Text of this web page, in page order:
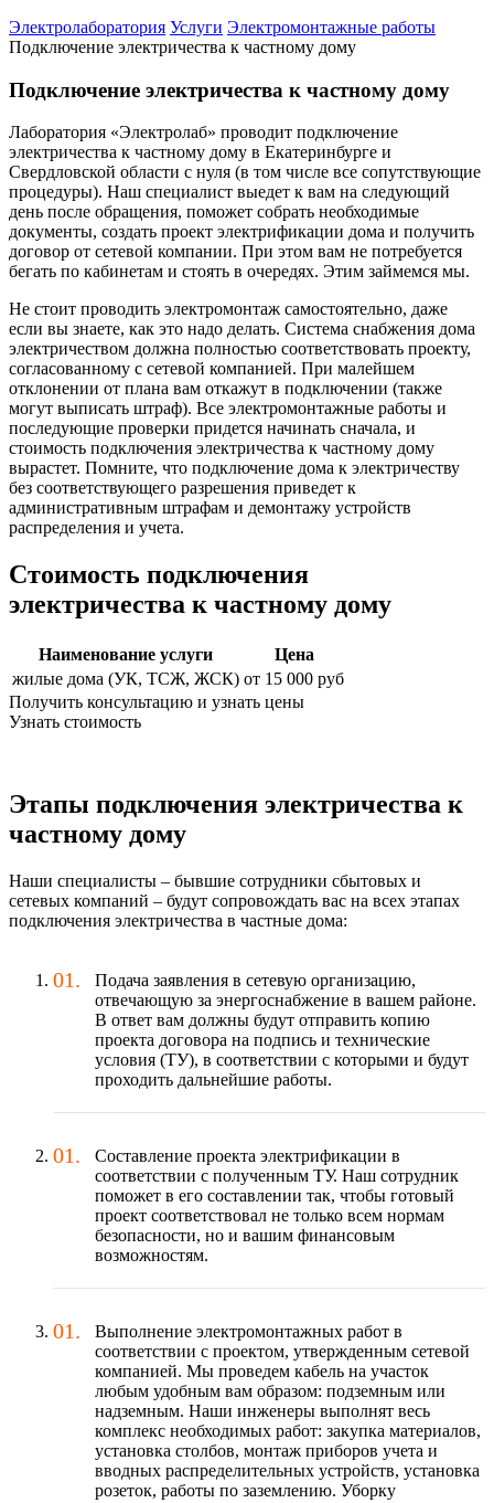
Электролаборатория Услуги Электромонтажные работы
Подключение электричества к частному дому
Подключение электричества к частному дому
Лаборатория «Электролаб» проводит подключение
электричества к частному дому в Екатеринбурге и
Свердловской области с нуля (в том числе все сопутствующие
процедуры). Наш специалист выедет к вам на следующий
день после обращения, поможет собрать необходимые
документы, создать проект электрификации дома и получить
договор от сетевой компании. При этом вам не потребуется
бегать по кабинетам и стоять в очередях. Этим займемся мы.
Не стоит проводить электромонтаж самостоятельно, даже
если вы знаете, как это надо делать. Система снабжения дома
электричеством должна полностью соответствовать проекту,
согласованному с сетевой компанией. При малейшем
отклонении от плана вам откажут в подключении (также
могут выписать штраф). Все электромонтажные работы и
последующие проверки придется начинать сначала, и
стоимость подключения электричества к частному дому
вырастет. Помните, что подключение дома к электричеству
без соответствующего разрешения приведет к
административным штрафам и демонтажу устройств
распределения и учета.
Стоимость подключения
электричества к частному дому
Наименование услуги
Цена
жилые дома (УК, ТСЖ, ЖСК) от 15 000 руб
Получить консультацию и узнать цены
Узнать стоимость
Этапы подключения электричества к
частному дому
Наши специалисты – бывшие сотрудники сбытовых и
сетевых компаний – будут сопровождать вас на всех этапах
подключения электричества в частные дома:
Подача заявления в сетевую организацию,
отвечающую за энергоснабжение в вашем районе.
В ответ вам должны будут отправить копию
проекта договора на подпись и технические
условия (ТУ), в соответствии с которыми и будут
проходить дальнейшие работы.
Составление проекта электрификации в
соответствии с полученным ТУ. Наш сотрудник
поможет в его составлении так, чтобы готовый
проект соответствовал не только всем нормам
безопасности, но и вашим финансовым
возможностям.
Выполнение электромонтажных работ в
соответствии с проектом, утвержденным сетевой
компанией. Мы проведем кабель на участок
любым удобным вам образом: подземным или
надземным. Наши инженеры выполнят весь
комплекс необходимых работ: закупка материалов,
установка столбов, монтаж приборов учета и
вводных распределительных устройств, установка
розеток, работы по заземлению. Уборку